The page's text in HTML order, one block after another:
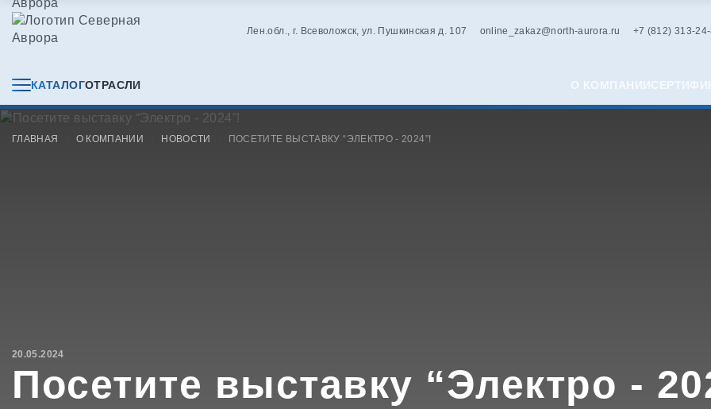
Лен.обл., г. Всеволожск, ул. Пушкинская д. 107 online_zakaz@north-aurora.ru +7 (812) 313-
КАТАЛОГОТРАСЛИ О КОМПАНИИ
ГЛАВНАЯ О КОМПАНИИ НОВОСТИ ПОСЕТИТЕ ВЫСТАВКУ “ЭЛЕКТРО - 2024”!
20.05.2024
Посетите выставку “Электро -